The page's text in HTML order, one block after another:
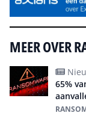
MEER OVER
65%